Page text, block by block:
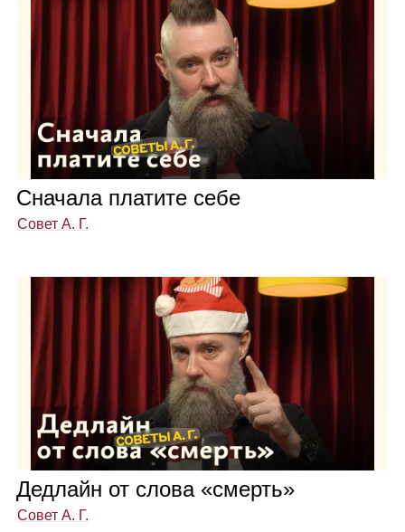
Сна­чала пла­тите себе
Совет А. Г.
Дед­лайн от слова «смерть»
Совет А. Г.